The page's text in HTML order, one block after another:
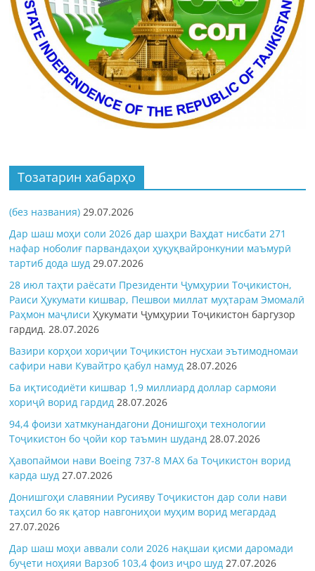
Тозатарин хабарҳо
(без названия) 29.07.2026
Дар шаш моҳи соли 2026 дар шаҳри Ваҳдат нисбати 271
нафар ноболиғ парвандаҳои ҳуқуқвайронкунии маъмурӣ
тартиб дода шуд 29.07.2026
28 июл таҳти раёсати Президенти Ҷумҳурии Тоҷикистон,
Раиси Ҳукумати кишвар, Пешвои миллат муҳтарам Эмомалӣ
Раҳмон маҷлисиҲукумати Ҷумҳурии Тоҷикистон баргузор
гардид.28.07.2026
Вазири корҳои хориҷии Тоҷикистон нусхаи эътимодномаи
сафири нави Кувайтро қабул намуд 28.07.2026
Ба иқтисодиёти кишвар 1,9 миллиард доллар сармояи
хориҷӣ ворид гардид 28.07.2026
94,4 фоизи хатмкунандагони Донишгоҳи технологии
Тоҷикистон бо ҷойи кор таъмин шуданд 28.07.2026
Ҳавопаймои нави Boeing 737-8 MAX ба Тоҷикистон ворид
карда шуд 27.07.2026
Донишгоҳи славянии Русияву Тоҷикистон дар соли нави
таҳсил бо як қатор навгониҳои муҳим ворид мегардад
27.07.2026
Дар шаш моҳи аввали соли 2026 нақшаи қисми даромади
буҷети ноҳияи Варзоб 103,4 фоиз иҷро шуд 27.07.2026